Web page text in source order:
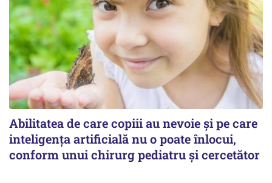
Abilitatea de care copiii au nevoie și pe care
inteligența artificială nu o poate înlocui,
conform unui chirurg pediatru și cercetător